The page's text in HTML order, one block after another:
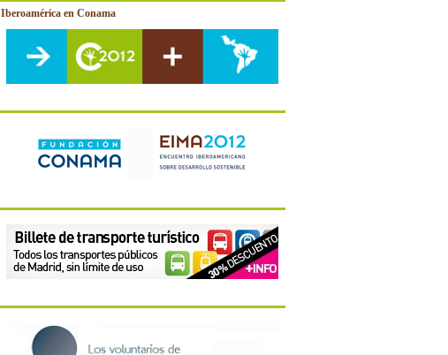
Iberoamérica en Conama